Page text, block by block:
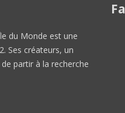
du Monde est une
Ses créateurs, un
partir à la recherche